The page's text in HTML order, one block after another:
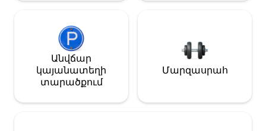
Անվճար
կայանատեղի
տարածքում
Մարզասրահ